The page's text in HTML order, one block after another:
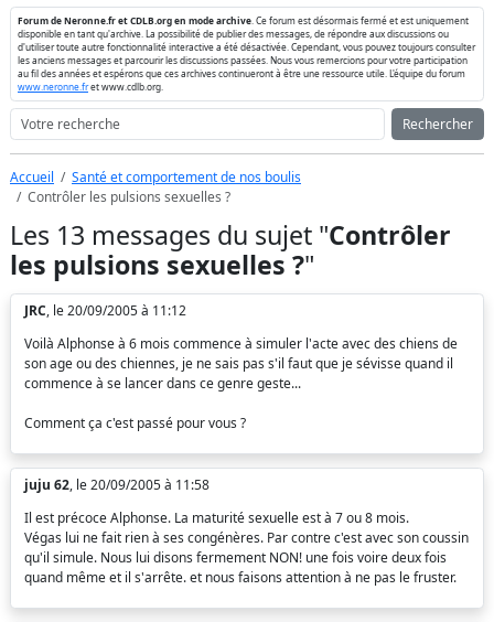
Forum de Neronne.fr et CDLB.org en mode archive . Ce forum est désormais fermé et est uniquement
disponible en tant qu'archive. La possibilité de publier des messages, de répondre aux discussions ou
d'utiliser toute autre fonctionnalité interactive a été désactivée. Cependant, vous pouvez toujours consulter
les anciens messages et parcourir les discussions passées. Nous vous remercions pour votre participation
au fil des années et espérons que ces archives continueront à être une ressource utile. L'équipe du forum
www.neronne.fret www.cdlb.org.
Rechercher
Accueil
Santé et comportement de nos boulis
Contrôler les pulsions sexuelles ?
Les 13 messages du sujet "Contrôler
les pulsions sexuelles ?"
JRC, le 20/09/2005 à 11:12
Voilà Alphonse à 6 mois commence à simuler l'acte avec des chiens de
son age ou des chiennes, je ne sais pas s'il faut que je sévisse quand il
commence à se lancer dans ce genre geste...
Comment ça c'est passé pour vous ?
juju 62, le 20/09/2005 à 11:58
Il est précoce Alphonse. La maturité sexuelle est à 7 ou 8 mois.
Végas lui ne fait rien à ses congénères. Par contre c'est avec son coussin
qu'il simule. Nous lui disons fermement NON! une fois voire deux fois
quand même et il s'arrête. et nous faisons attention à ne pas le fruster.